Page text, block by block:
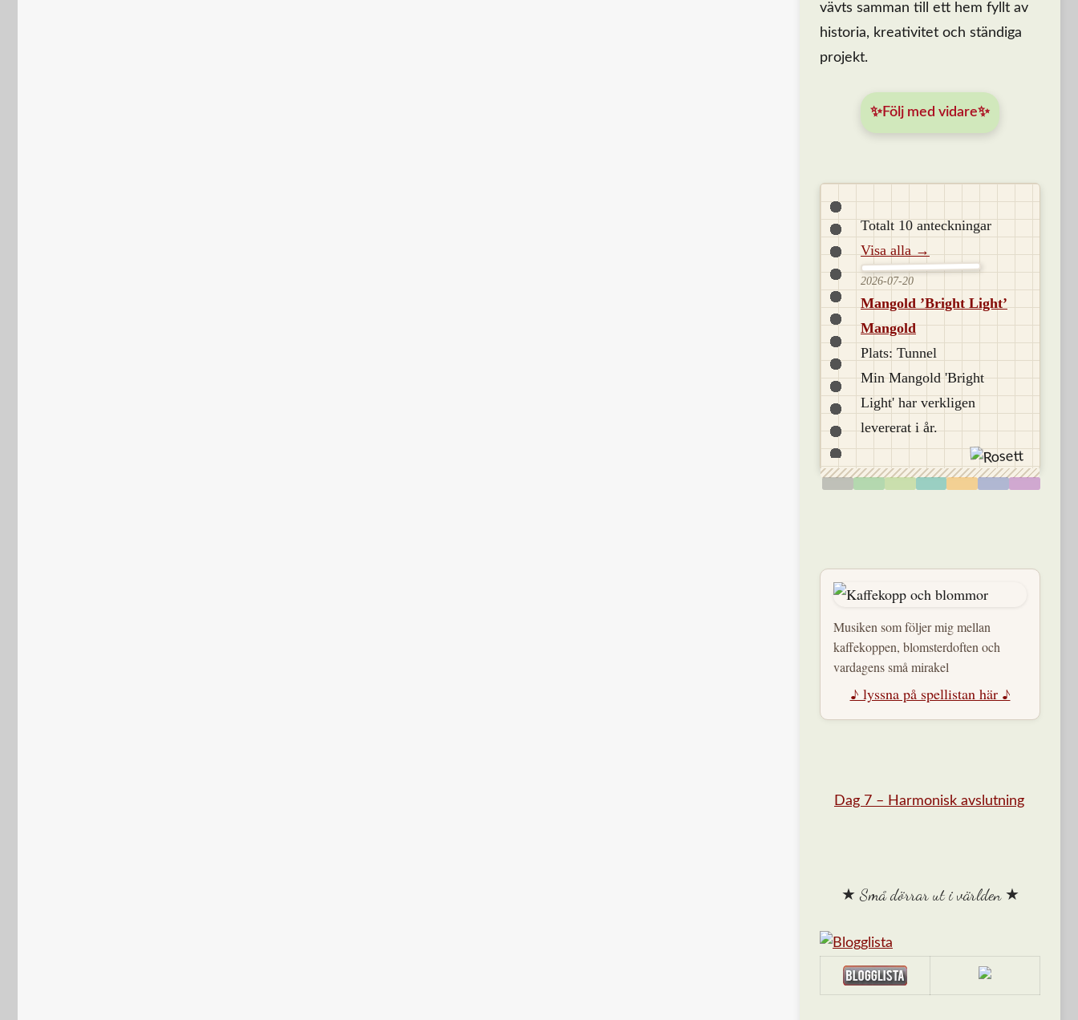
vävts samman till ett hem fyllt av
historia, kreativitet och ständiga
projekt.
✨Följ med vidare✨
Totalt 10 anteckningar
Visa alla →
2026-07-20
Mangold ’Bright Light’
Mangold
Plats: Tunnel
Min Mangold 'Bright
Light' har verkligen
levererat i år.
Musiken som följer mig mellan
kaffekoppen, blomsterdoften och
vardagens små mirakel
♪ lyssna på spellistan här ♪
Dag 7 – Harmonisk avslutning
★ Små dörrar ut i världen ★